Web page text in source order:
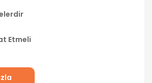
katkı sağlar
azaltmaya yardımcı olur
Etmeli
edilir.